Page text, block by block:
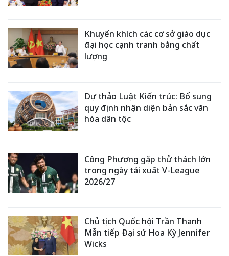
Khuyến khích các cơ sở giáo dục
đại học cạnh tranh bằng chất
lượng
Dự thảo Luật Kiến trúc: Bổ sung
quy định nhận diện bản sắc văn
hóa dân tộc
Công Phượng gặp thử thách lớn
trong ngày tái xuất V-League
2026/27
Chủ tịch Quốc hội Trần Thanh
Mẫn tiếp Đại sứ Hoa Kỳ Jennifer
Wicks